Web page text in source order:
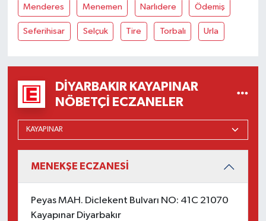
Menderes Menemen Narlıdere Ödemiş
Seferihisar Selçuk Tire Torbalı Urla
DIYARBAKIR KAYAPINAR
NÖBETÇI ECZANELER
MENEKŞE ECZANESİ
Peyas MAH. Diclekent Bulvarı NO: 41C 21070
Kayapınar Diyarbakır